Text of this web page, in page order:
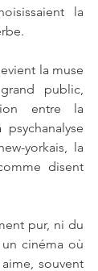
la
la muse
public,
entre la
yorkais, la
disent
pur, ni du
cinéma où
souvent